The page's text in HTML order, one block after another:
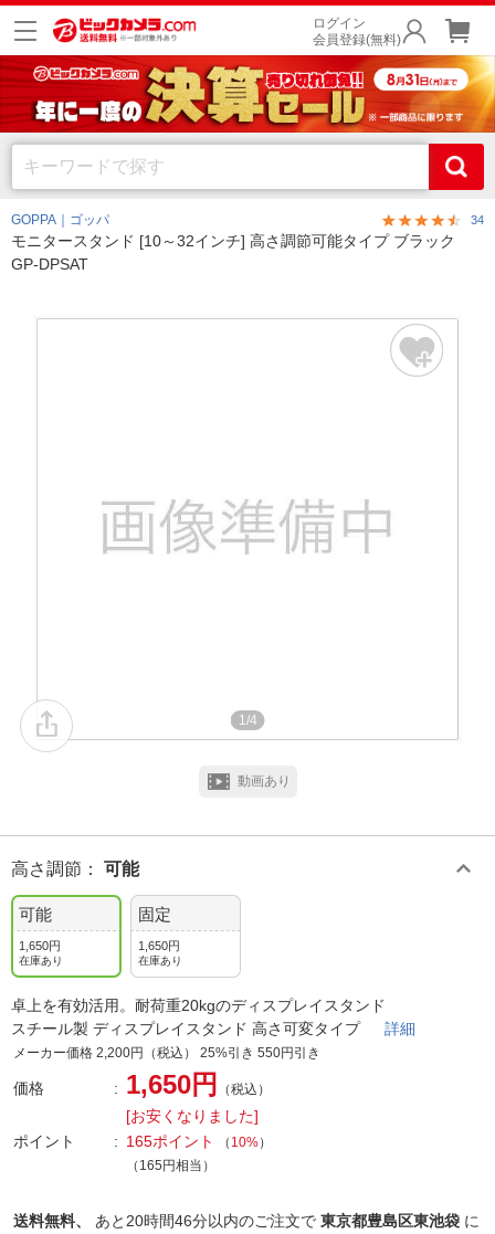
ログイン
会員登録(無料)
GOPPA｜ゴッパ 34
モニタースタンド [10～32インチ] 高さ調節可能タイプ ブラック
GP-DPSAT
1/4
動画あり
高さ調節 ： 可能
可能
1,650円
在庫あり
固定
1,650円
在庫あり
卓上を有効活用。耐荷重20kgのディスプレイスタンド
スチール製 ディスプレイスタンド 高さ可変タイプ 詳細
メーカー価格 2,200円（税込） 25%引き 550円引き
価格 1,650円 （税込）
[お安くなりました]
ポイント
165ポイント （ 10%）
（165円相当）
送料無料、 あと 20時間46分以内のご注文で 東京都豊島区東池袋 に